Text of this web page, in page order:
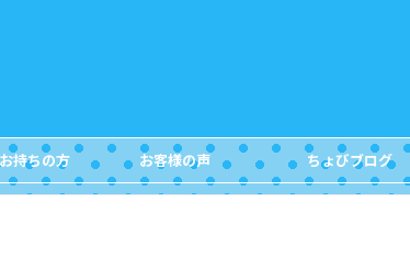
持ちの方 お客様の声 ちょびブログ